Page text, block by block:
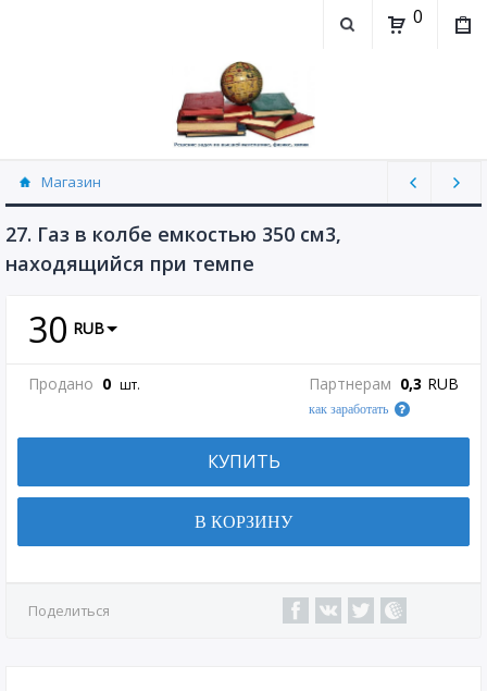
0
Магазин
Физика, химия (рассылаю Doc+PDF) (8689)
27. Газ в колбе емкостью 350 см3,
находящийся при темпе
30 RUB
Продано 0 шт. Партнерам 0,3 RUB
как заработать
КУПИТЬ
В КОРЗИНУ
Поделиться